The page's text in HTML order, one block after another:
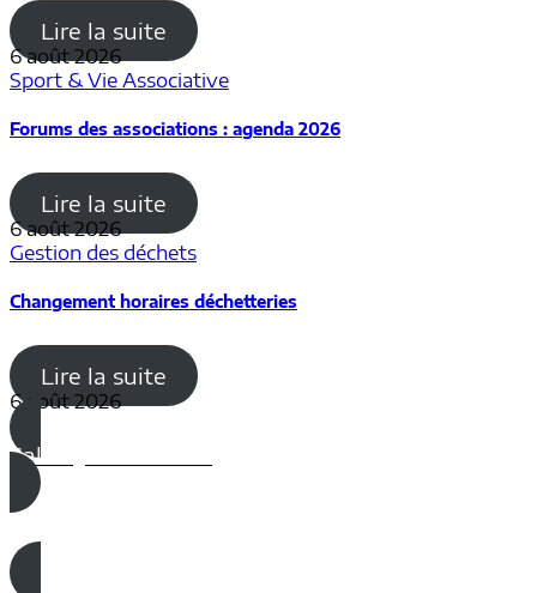
Lire la suite
6 août 2026
Sport & Vie Associative
Forums des associations : agenda 2026
Lire la suite
6 août 2026
Gestion des déchets
Changement horaires déchetteries
Lire la suite
6 août 2026
Salle Quatre Vents